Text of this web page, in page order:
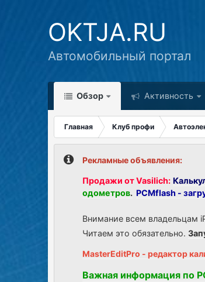
OKTJA.RU
Автомобильный портал
Обзор Активность
Главная Клуб профи
Рекламные объявления:
Продажи от Vasilich:
одометров. PCMflash -
Внимание всем владельцам
Читаем это обязательно.
MasterEditPro - редактор
Важная информация по